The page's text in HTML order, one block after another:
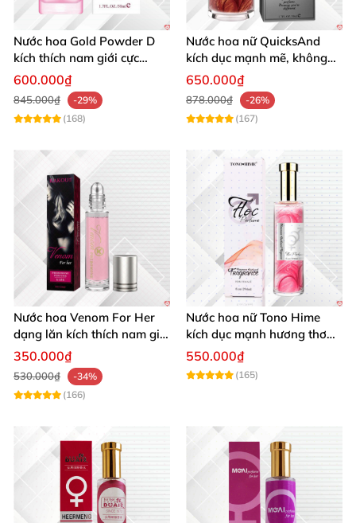
Nước hoa Gold Powder D
kích thích nam giới cực
mạnh tăng cường ham
600.000₫
845.000₫
-29%
(168)
Nước hoa nữ QuicksAnd
kích dục mạnh mẽ, không
mùi, quyến rũ chàng
650.000₫
878.000₫
-26%
(167)
Nước hoa Venom For Her
dạng lăn kích thích nam giới
tăng ham muốn mua ngay
350.000₫
530.000₫
-34%
(166)
Nước hoa nữ Tono Hime
kích dục mạnh hương thơm
quyến rũ
550.000₫
(165)